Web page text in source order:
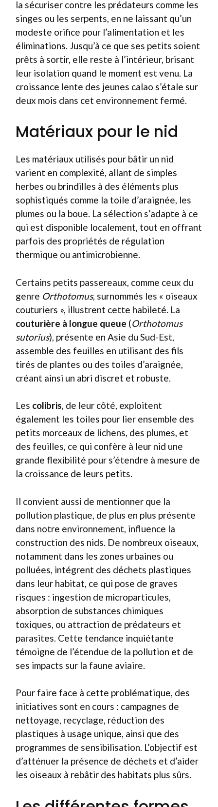
la sécuriser contre les prédateurs comme les
singes ou les serpents, en ne laissant qu’un
modeste orifice pour l’alimentation et les
éliminations. Jusqu’à ce que ses petits soient
prêts à sortir, elle reste à l’intérieur, brisant
leur isolation quand le moment est venu. La
croissance lente des jeunes calao s’étale sur
deux mois dans cet environnement fermé.
Matériaux pour le nid
Les matériaux utilisés pour bâtir un nid
varient en complexité, allant de simples
herbes ou brindilles à des éléments plus
sophistiqués comme la toile d’araignée, les
plumes ou la boue. La sélection s’adapte à ce
qui est disponible localement, tout en offrant
parfois des propriétés de régulation
thermique ou antimicrobienne.
Certains petits passereaux, comme ceux du
genre Orthotomus, surnommés les « oiseaux
couturiers », illustrent cette habileté. La
couturière à longue queue (Orthotomus
sutorius), présente en Asie du Sud-Est,
assemble des feuilles en utilisant des fils
tirés de plantes ou des toiles d’araignée,
créant ainsi un abri discret et robuste.
Les colibris, de leur côté, exploitent
également les toiles pour lier ensemble des
petits morceaux de lichens, des plumes, et
des feuilles, ce qui confère à leur nid une
grande flexibilité pour s’étendre à mesure de
la croissance de leurs petits.
Il convient aussi de mentionner que la
pollution plastique, de plus en plus présente
dans notre environnement, influence la
construction des nids. De nombreux oiseaux,
notamment dans les zones urbaines ou
polluées, intégrent des déchets plastiques
dans leur habitat, ce qui pose de graves
risques : ingestion de microparticules,
absorption de substances chimiques
toxiques, ou attraction de prédateurs et
parasites. Cette tendance inquiétante
témoigne de l’étendue de la pollution et de
ses impacts sur la faune aviaire.
Pour faire face à cette problématique, des
initiatives sont en cours : campagnes de
nettoyage, recyclage, réduction des
plastiques à usage unique, ainsi que des
programmes de sensibilisation. L’objectif est
d’atténuer la présence de déchets et d’aider
les oiseaux à rebâtir des habitats plus sûrs.